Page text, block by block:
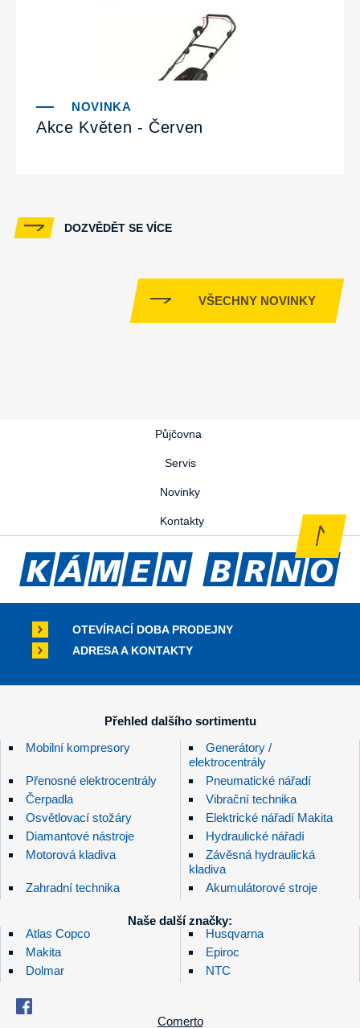
Akce Květen - Červen
DOZVĚDĚT SE VÍCE
VŠECHNY NOVINKY
Půjčovna
Servis
Novinky
Kontakty
OTEVÍRACÍ DOBA PRODEJNY
ADRESA A KONTAKTY
Přehled dalšího sortimentu
Mobilní kompresory
Generátory /
elektrocentrály
Přenosné elektrocentrály
Pneumatické nářadí
Čerpadla
Vibrační technika
Osvětlovací stožáry
Elektrické nářadí Makita
Diamantové nástroje
Hydraulické nářadí
Motorová kladiva
Závěsná hydraulická
kladiva
Zahradní technika
Akumulátorové stroje
Naše další značky:
Atlas Copco
Husqvarna
Makita
Epiroc
Dolmar
NTC
Comerto